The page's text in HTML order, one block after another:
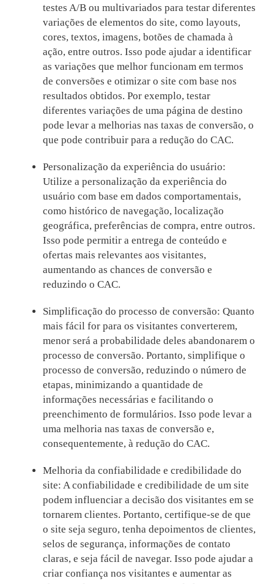
testes A/B ou multivariados para testar diferentes
variações de elementos do site, como layouts,
cores, textos, imagens, botões de chamada à
ação, entre outros. Isso pode ajudar a identificar
as variações que melhor funcionam em termos
de conversões e otimizar o site com base nos
resultados obtidos. Por exemplo, testar
diferentes variações de uma página de destino
pode levar a melhorias nas taxas de conversão, o
que pode contribuir para a redução do CAC.
Personalização da experiência do usuário:
Utilize a personalização da experiência do
usuário com base em dados comportamentais,
como histórico de navegação, localização
geográfica, preferências de compra, entre outros.
Isso pode permitir a entrega de conteúdo e
ofertas mais relevantes aos visitantes,
aumentando as chances de conversão e
reduzindo o CAC.
Simplificação do processo de conversão: Quanto
mais fácil for para os visitantes converterem,
menor será a probabilidade deles abandonarem o
processo de conversão. Portanto, simplifique o
processo de conversão, reduzindo o número de
etapas, minimizando a quantidade de
informações necessárias e facilitando o
preenchimento de formulários. Isso pode levar a
uma melhoria nas taxas de conversão e,
consequentemente, à redução do CAC.
Melhoria da confiabilidade e credibilidade do
site: A confiabilidade e credibilidade de um site
podem influenciar a decisão dos visitantes em se
tornarem clientes. Portanto, certifique-se de que
o site seja seguro, tenha depoimentos de clientes,
selos de segurança, informações de contato
claras, e seja fácil de navegar. Isso pode ajudar a
criar confiança nos visitantes e aumentar as